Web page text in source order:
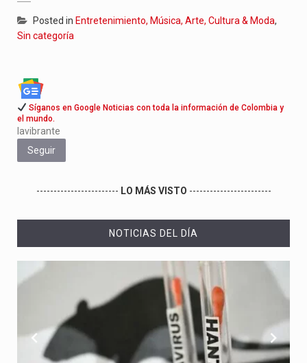
Posted in Entretenimiento, Música, Arte, Cultura & Moda,
Sin categoría
Síganos en Google Noticias con toda la información de Colombia y
el mundo.
lavibrante
Seguir
------------------------ LO MÁS VISTO ------------------------
NOTICIAS DEL DÍA